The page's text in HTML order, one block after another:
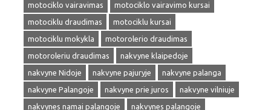
motociklo vairavimas
motociklo vairavimo kursai
motociklu draudimas
motociklu kursai
motociklu mokykla
motorolerio draudimas
motoroleriu draudimas
nakvyne klaipedoje
nakvyne Nidoje
nakvyne pajuryje
nakvyne palanga
nakvyne Palangoje
nakvyne prie juros
nakvyne vilniuje
nakvynes namai palangoje
nakvynes palangoje